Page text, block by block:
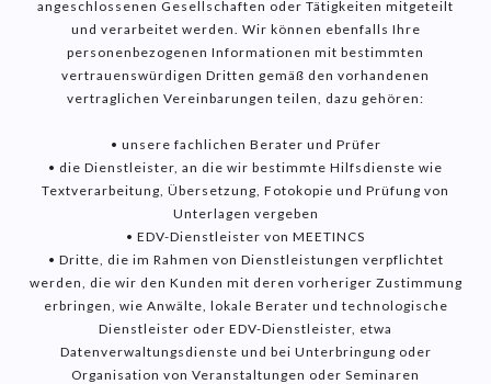
angeschlossenen Gesellschaften oder Tätigkeiten mitgeteilt
und verarbeitet werden. Wir können ebenfalls Ihre
personenbezogenen Informationen mit bestimmten
vertrauenswürdigen Dritten gemäß den vorhandenen
vertraglichen Vereinbarungen teilen, dazu gehören:
• unsere fachlichen Berater und Prüfer
• die Dienstleister, an die wir bestimmte Hilfsdienste wie
Textverarbeitung, Übersetzung, Fotokopie und Prüfung von
Unterlagen vergeben
• EDV-Dienstleister von MEETINCS
• Dritte, die im Rahmen von Dienstleistungen verpflichtet
werden, die wir den Kunden mit deren vorheriger Zustimmung
erbringen, wie Anwälte, lokale Berater und technologische
Dienstleister oder EDV-Dienstleister, etwa
Datenverwaltungsdienste und bei Unterbringung oder
Organisation von Veranstaltungen oder Seminaren